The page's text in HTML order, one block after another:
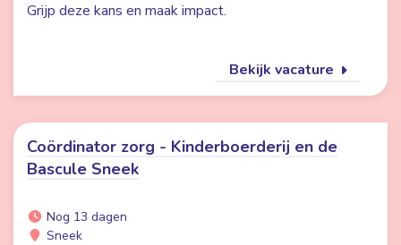
Grijp deze kans en maak impact.
Bekijk vacature
Coördinator zorg - Kinderboerderij en de
Bascule Sneek
Nog 13 dagen
Sneek